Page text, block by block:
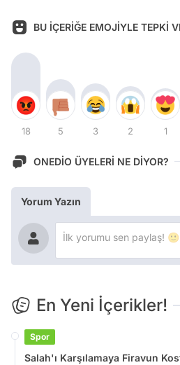
BU İÇERİĞE EMOJİYLE TEPKİ
18 5 3 2 1
ONEDİO ÜYELERİ NE DİYOR?
Yorum Yazın
En Yeni İçerikler!
Spor
Salah'ı Karşılamaya Firavun